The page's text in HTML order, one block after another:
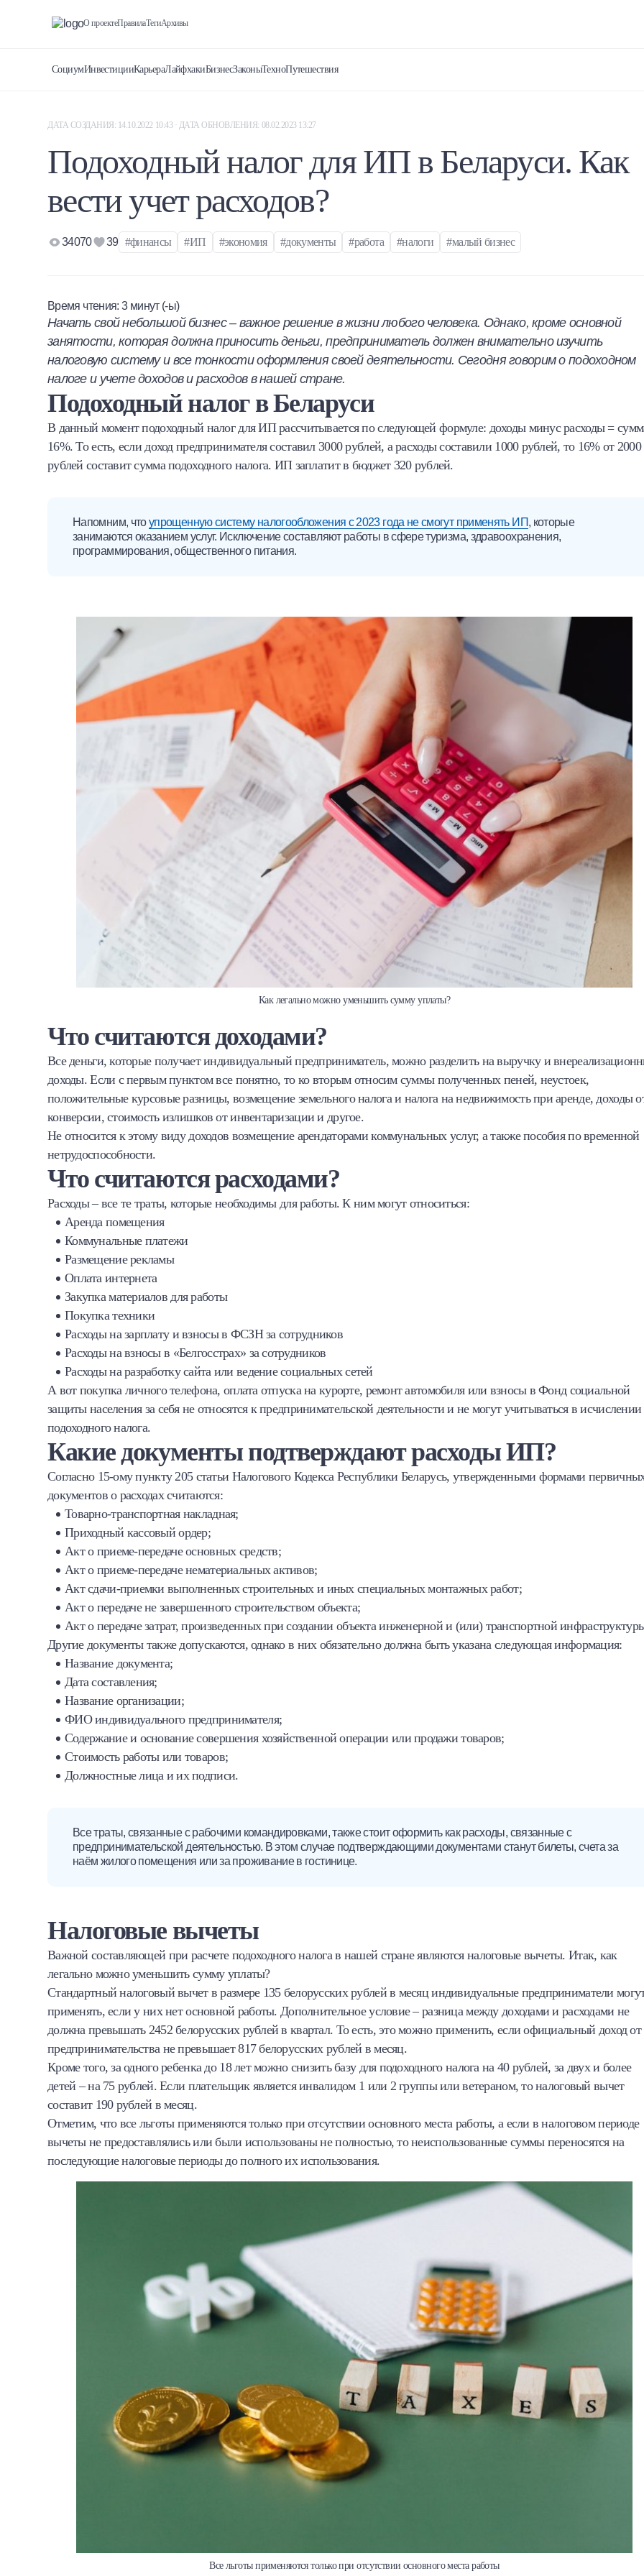
О проектеПравилаТегиАрхивы
СоциумИнвестицииКарьераЛайфхакиБизнесЗаконыТехноПутешествия
Халва
Онлайн-обменник
Премиальный сервис Prime Line
Мобильный банк MOBY
Карта КАКТУС
Продукты для Бизнеса
ДАТА СОЗДАНИЯ: 14.10.2022 10:43 · ДАТА ОБНОВЛЕНИЯ: 08.02.2023 13:27
Подоходный налог для ИП в Беларуси. Как
вести учет расходов?
34070 39 #финансы #ИП #экономия #документы #работа #налоги #малый бизнес
Время чтения:3 минут (-ы)
Начать свой небольшой бизнес – важное решение в жизни любого человека. Однако, кроме основной
занятости, которая должна приносить деньги, предприниматель должен внимательно изучить
налоговую систему и все тонкости оформления своей деятельности. Сегодня говорим о подоходном
налоге и учете доходов и расходов в нашей стране.
Подоходный налог в Беларуси
В данный момент подоходный налог для ИП рассчитывается по следующей формуле: доходы минус расходы =
16%. То есть, если доход предпринимателя составил 3000 рублей, а расходы составили 1000 рублей, то 16% от 2000
рублей составит сумма подоходного налога. ИП заплатит в бюджет 320 рублей.
Напомним, чтоупрощенную систему налогообложения с 2023 года не смогут применять ИП, которые
занимаются оказанием услуг. Исключение составляют работы в сфере туризма, здравоохранения,
программирования, общественного питания.
Как легально можно уменьшить сумму уплаты?
Что считаются доходами?
Все деньги, которые получает индивидуальный предприниматель, можно разделить на выручку и
доходы. Если с первым пунктом все понятно, то ко вторым относим суммы полученных пеней, неустоек,
положительные курсовые разницы, возмещение земельного налога и налога на недвижимость при аренде, доходы
конверсии, стоимость излишков от инвентаризации и другое.
Не относится к этому виду доходов возмещение арендаторами коммунальных услуг, а также пособия по временной
нетрудоспособности.
Что считаются расходами?
Расходы – все те траты, которые необходимы для работы. К ним могут относиться:
Аренда помещения
Коммунальные платежи
Размещение рекламы
Оплата интернета
Закупка материалов для работы
Покупка техники
Расходы на зарплату и взносы в ФСЗН за сотрудников
Расходы на взносы в «Белгосстрах» за сотрудников
Расходы на разработку сайта или ведение социальных сетей
А вот покупка личного телефона, оплата отпуска на курорте, ремонт автомобиля или взносы в Фонд социальной
защиты населения за себя не относятся к предпринимательской деятельности и не могут учитываться в исчислении
подоходного налога.
Какие документы подтверждают расходы ИП?
Согласно 15-ому пункту 205 статьи Налогового Кодекса Республики Беларусь, утвержденными формами
документов о расходах считаются:
Товарно-транспортная накладная;
Приходный кассовый ордер;
Акт о приеме-передаче основных средств;
Акт о приеме-передаче нематериальных активов;
Акт сдачи-приемки выполненных строительных и иных специальных монтажных работ;
Акт о передаче не завершенного строительством объекта;
Акт о передаче затрат, произведенных при создании объекта инженерной и (или) транспортной
Другие документы также допускаются, однако в них обязательно должна быть указана следующая информация:
Название документа;
Дата составления;
Название организации;
ФИО индивидуального предпринимателя;
Содержание и основание совершения хозяйственной операции или продажи товаров;
Стоимость работы или товаров;
Должностные лица и их подписи.
Все траты, связанные с рабочими командировками, также стоит оформить как расходы, связанные с
предпринимательской деятельностью. В этом случае подтверждающими документами станут билеты, счета за
наём жилого помещения или за проживание в гостинице.
Налоговые вычеты
Важной составляющей при расчете подоходного налога в нашей стране являются налоговые вычеты. Итак, как
легально можно уменьшить сумму уплаты?
Стандартный налоговый вычет в размере 135 белорусских рублей в месяц индивидуальные предприниматели
применять, если у них нет основной работы. Дополнительное условие – разница между доходами и расходами не
должна превышать 2452 белорусских рублей в квартал. То есть, это можно применить, если официальный доход от
предпринимательства не превышает 817 белорусских рублей в месяц.
Кроме того, за одного ребенка до 18 лет можно снизить базу для подоходного налога на 40 рублей, за двух и более
детей – на 75 рублей. Если плательщик является инвалидом 1 или 2 группы или ветераном, то налоговый вычет
составит 190 рублей в месяц.
Отметим, что все льготы применяются только при отсутствии основного места работы, а если в налоговом периоде
вычеты не предоставлялись или были использованы не полностью, то неиспользованные суммы переносятся на
последующие налоговые периоды до полного их использования.
Все льготы применяются только при отсутствии основного места работы